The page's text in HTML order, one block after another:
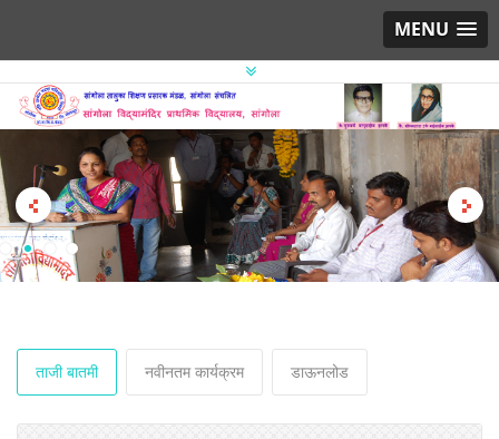
MENU
ताजी बातमी नवीनतम कार्यक्रम डाऊनलोड